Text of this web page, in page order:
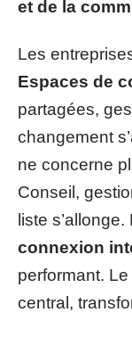
et de la
Les
Espaces de
partagées,
changement
ne concerne
Conseil,
liste
connexion
performant.
central,